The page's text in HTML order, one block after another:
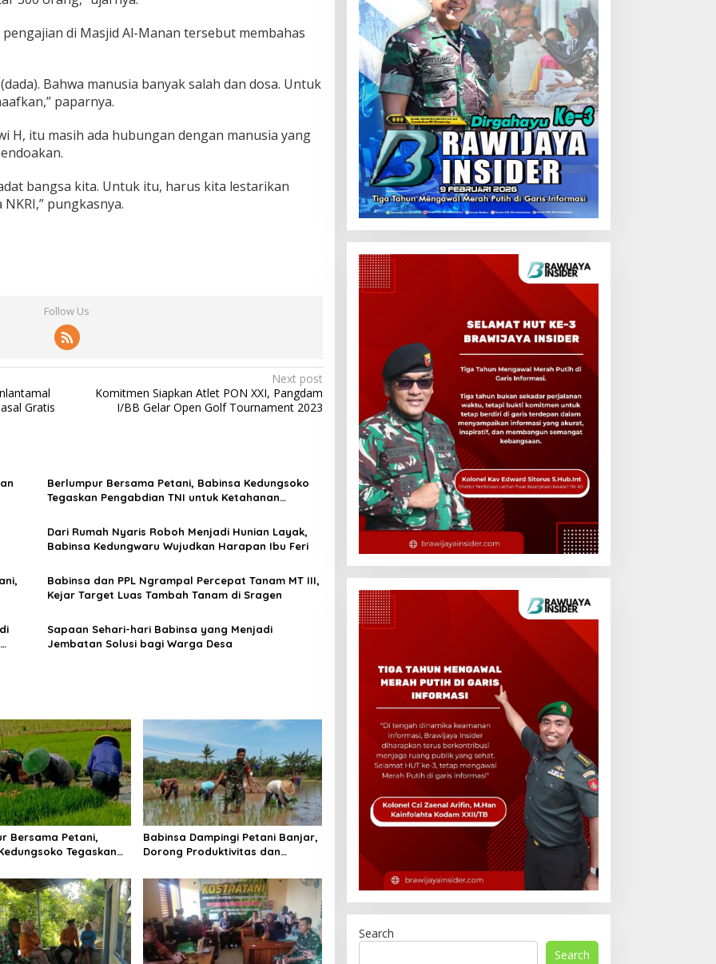
di Masjid Al-Manan tersebut membahas
Bahwa manusia banyak salah dan dosa. Untuk
paparnya.
H, itu masih ada hubungan dengan manusia yang
bangsa kita. Untuk itu, harus kita lestarikan
pungkasnya.
Follow Us
Gratis
Next post
Komitmen Siapkan Atlet PON XXI, Pangdam
I/BB Gelar Open Golf Tournament 2023
Berlumpur Bersama Petani, Babinsa Kedungsoko
Tegaskan Pengabdian TNI untuk Ketahanan
Dari Rumah Nyaris Roboh Menjadi Hunian Layak,
Babinsa Kedungwaru Wujudkan Harapan Ibu Feri
Babinsa dan PPL Ngrampal Percepat Tanam MT III,
Kejar Target Luas Tambah Tanam di Sragen
Sapaan Sehari-hari Babinsa yang Menjadi
Jembatan Solusi bagi Warga Desa
Bersama Petani,
Tegaskan
Babinsa Dampingi Petani Banjar,
Dorong Produktivitas dan
Search
Search